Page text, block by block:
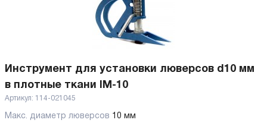
Инструмент для установки люверсов d10 мм
в плотные ткани IM-10
Артикул: 114-021045
Макс. диаметр люверсов 10 мм